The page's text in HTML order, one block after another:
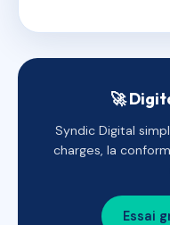
🚀
Syndic Digital
charges, la
Essai